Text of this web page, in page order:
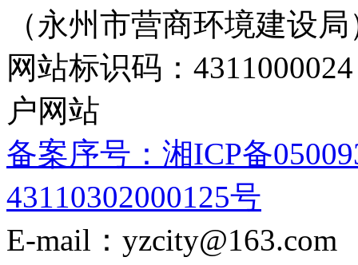
（永州市营商环境建设局
网站标识码：
户网站
备案序号：湘ICP备
43110302000125号
E-mail：yzcity@163.com